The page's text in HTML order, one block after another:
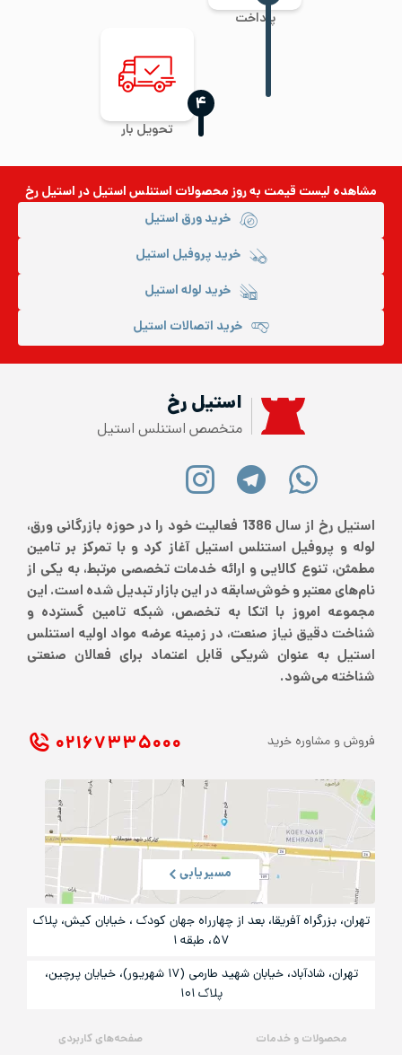
پرداخت
تحویل بار
‍۴
مشاهده لیست قیمت به روزمحصولات استنلس استیلدر استیل رخ
خرید ورق استیل
خرید پروفیل استیل
خرید لوله استیل
خرید اتصالات استیل
استیل رخ
متخصص استنلس استیل
استیل رخ از سال 1386 فعالیت خود را در حوزه بازرگانی ورق،
لوله و پروفیل استنلس استیل آغاز کرد و با تمرکز بر تامین
مطمئن، تنوع کالایی و ارائه خدمات تخصصی مرتبط، به یکی از
نام‌های معتبر و خوش‌سابقه در این بازار تبدیل شده است. این
مجموعه امروز با اتکا به تخصص، شبکه تامین گسترده و
شناخت دقیق نیاز صنعت، در زمینه عرضه مواد اولیه استنلس
استیل به عنوان شریکی قابل اعتماد برای فعالان صنعتی
شناخته می‌شود.
محصولات و خدمات صفحه‌های کاربردی
فروش و مشاوره خرید ۰۲۱ ۶۷۳۳۵۰۰۰
مسیریابی
تهران، بزرگراه آفریقا، بعد از چهارراه جهان کودک ، خیابان کیش، پلاک
۵۷، طبقه ۱
تهران، شادآباد، خیابان شهید طارمی (۱۷ شهریور)، خیایان پرچین،
پلاک ۱۰۱